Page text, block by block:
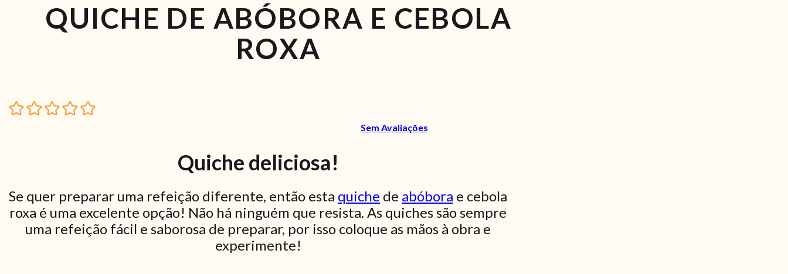
QUICHE DE ABÓBORA E CEBOLA
ROXA
Sem Avaliações
Quiche deliciosa!
Se quer preparar uma refeição diferente, então esta quiche de abóbora e cebola
roxa é uma excelente opção! Não há ninguém que resista. As quiches são sempre
uma refeição fácil e saborosa de preparar, por isso coloque as mãos à obra e
experimente!